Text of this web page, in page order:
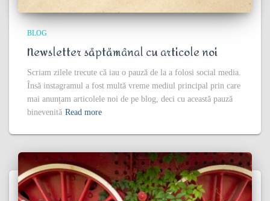
BLOG
Newsletter săptămânal cu articole noi
Scriam zilele trecute că iau o pauză de la a folosi social media.
Însă instagramul a fost multă vreme mediul principal prin care
mai anunțam articolele noi de pe blog, deci cu această pauză
binevenită Read more